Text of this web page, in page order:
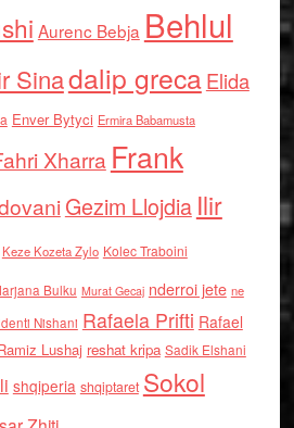
Aurenc Bebja Behlul
Sinadalip grecaElida
Enver Bytyci Ermira Babamusta
Xharra Frank
Gezim Llojdia Ilir
Keze Kozeta Zylo Kolec Traboini
Bulku Murat Gecaj nderroi jete ne
Nishani Rafaela Prifti Rafael
Lushaj reshat kripa Sadik Elshani
shqiperia shqiptaret Sokol